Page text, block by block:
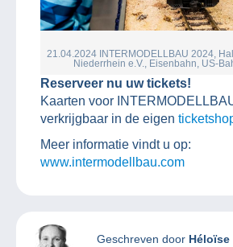
21.04.2024 INTERMODELLBAU 2024,
Niederrhein e.V., Eisenbahn, US-
Reserveer nu uw tickets!
Kaarten voor
verkrijgbaar in de eigen
Meer informatie vindt u op:
www.intermodellbau.com
Geschreven door Héloïse